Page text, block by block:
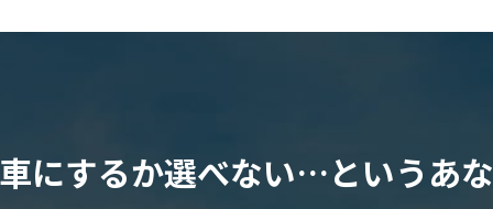
にするか選べない…というあ